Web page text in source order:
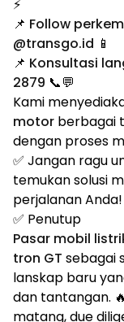
⚡
📌 Follow
@transgo.id 📱
📌 Konsultasi
2879 📞💬
Kami
motor berbagai
dengan proses
✅ Jangan ragu
temukan solusi
perjalanan Anda!
✅ Penutup
Pasar mobil
tron GT sebagai
lanskap baru
dan tantangan.
matang, due